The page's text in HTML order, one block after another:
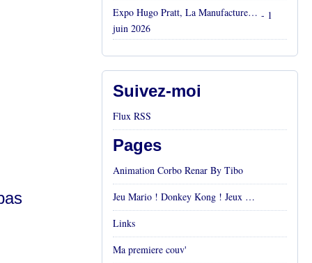
Expo Hugo Pratt, La Manufacture, Aix en Provence, Mai 2026 - 1
juin 2026
Suivez-moi
Flux RSS
Pages
Animation Corbo Renar By Tibo
Jeu Mario ! Donkey Kong ! Jeux vidéos Rétro !
Links
Ma premiere couv'